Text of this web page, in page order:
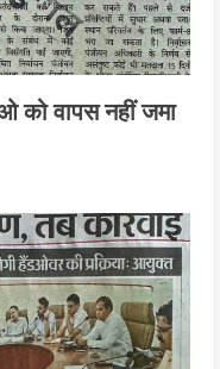
को वापस नहीं जमा